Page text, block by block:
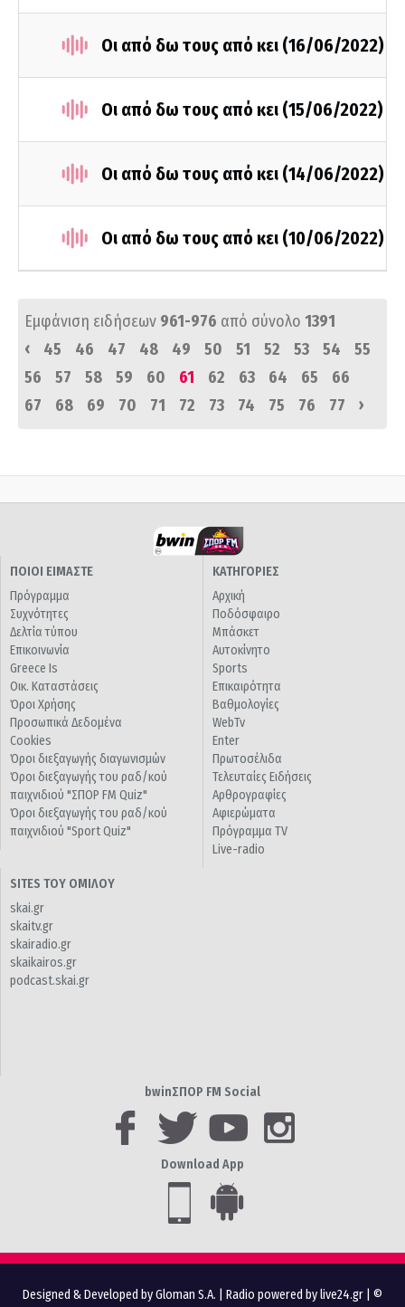
Οι από δω τους από κει (16/06/2022)
Οι από δω τους από κει (15/06/2022)
Οι από δω τους από κει (14/06/2022)
Οι από δω τους από κει (10/06/2022)
Εμφάνιση ειδήσεων 961-976 από σύνολο 1391
‹
45 46 47 48 49 50 51 52 53 54
55
56
57 58 59 60 61 62 63 64 65
66
67
68 69 70 71 72 73 74 75 76 77 ›
ΠΟΙΟΙ ΕΙΜΑΣΤΕ
Πρόγραμμα
Συχνότητες
Δελτία τύπου
Επικοινωνία
Greece Is
Οικ. Καταστάσεις
Όροι Χρήσης
Προσωπικά Δεδομένα
Cookies
Όροι διεξαγωγής διαγωνισμών
Όροι διεξαγωγής του ραδ/κού
παιχνιδιού "ΣΠΟΡ FM Quiz"
Όροι διεξαγωγής του ραδ/κού
παιχνιδιού "Sport Quiz"
ΚΑΤΗΓΟΡΙΕΣ
Αρχική
Ποδόσφαιρο
Μπάσκετ
Αυτοκίνητο
Sports
Επικαιρότητα
Βαθμολογίες
WebTv
Enter
Πρωτοσέλιδα
Τελευταίες Ειδήσεις
Αρθρογραφίες
Αφιερώματα
Πρόγραμμα TV
Live-radio
SITES ΤΟΥ ΟΜΙΛΟΥ
skai.gr
skaitv.gr
skairadio.gr
skaikairos.gr
podcast.skai.gr
bwinΣΠΟΡ FM Social
Download App
Designed & Developed by Gloman S.A. Radio powered by live24.gr | ©